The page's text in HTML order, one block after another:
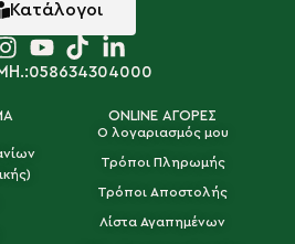
Κατάλογοι
ONLINE ΑΓΟΡΕΣ
Ο λογαριασμός μου
Τρόποι Πληρωμής
Τρόποι Αποστολής
Λίστα Αγαπημένων